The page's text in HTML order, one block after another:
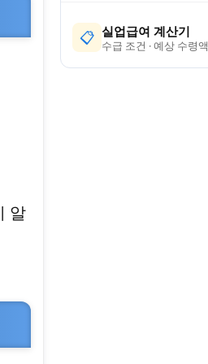
알
📋 실업급여 계산기
수급 조건 · 예상 수령액